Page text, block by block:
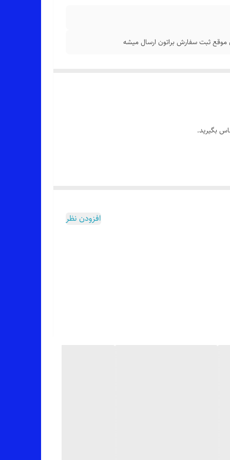
بگیرید.
افزودن نظر